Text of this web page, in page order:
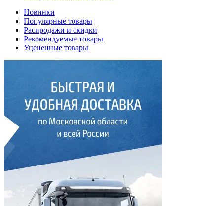
Новинки
Популярные товары
Распродажи и скидки
Рекомендуемые товары
Уцененные товары